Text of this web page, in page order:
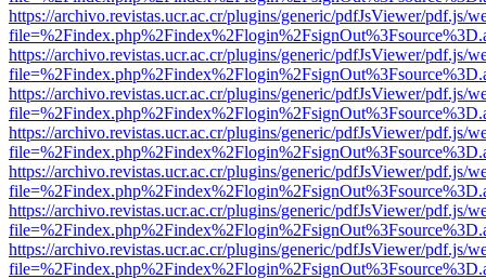
https://archivo.revistas.ucr.ac.cr/plugins/generic/pdfJsViewer/pdf.js/
https://archivo.revistas.ucr.ac.cr/plugins/generic/pdfJsViewer/pdf.js/
https://archivo.revistas.ucr.ac.cr/plugins/generic/pdfJsViewer/pdf.js/
https://archivo.revistas.ucr.ac.cr/plugins/generic/pdfJsViewer/pdf.js/
https://archivo.revistas.ucr.ac.cr/plugins/generic/pdfJsViewer/pdf.js/
https://archivo.revistas.ucr.ac.cr/plugins/generic/pdfJsViewer/pdf.js/
https://archivo.revistas.ucr.ac.cr/plugins/generic/pdfJsViewer/pdf.js/